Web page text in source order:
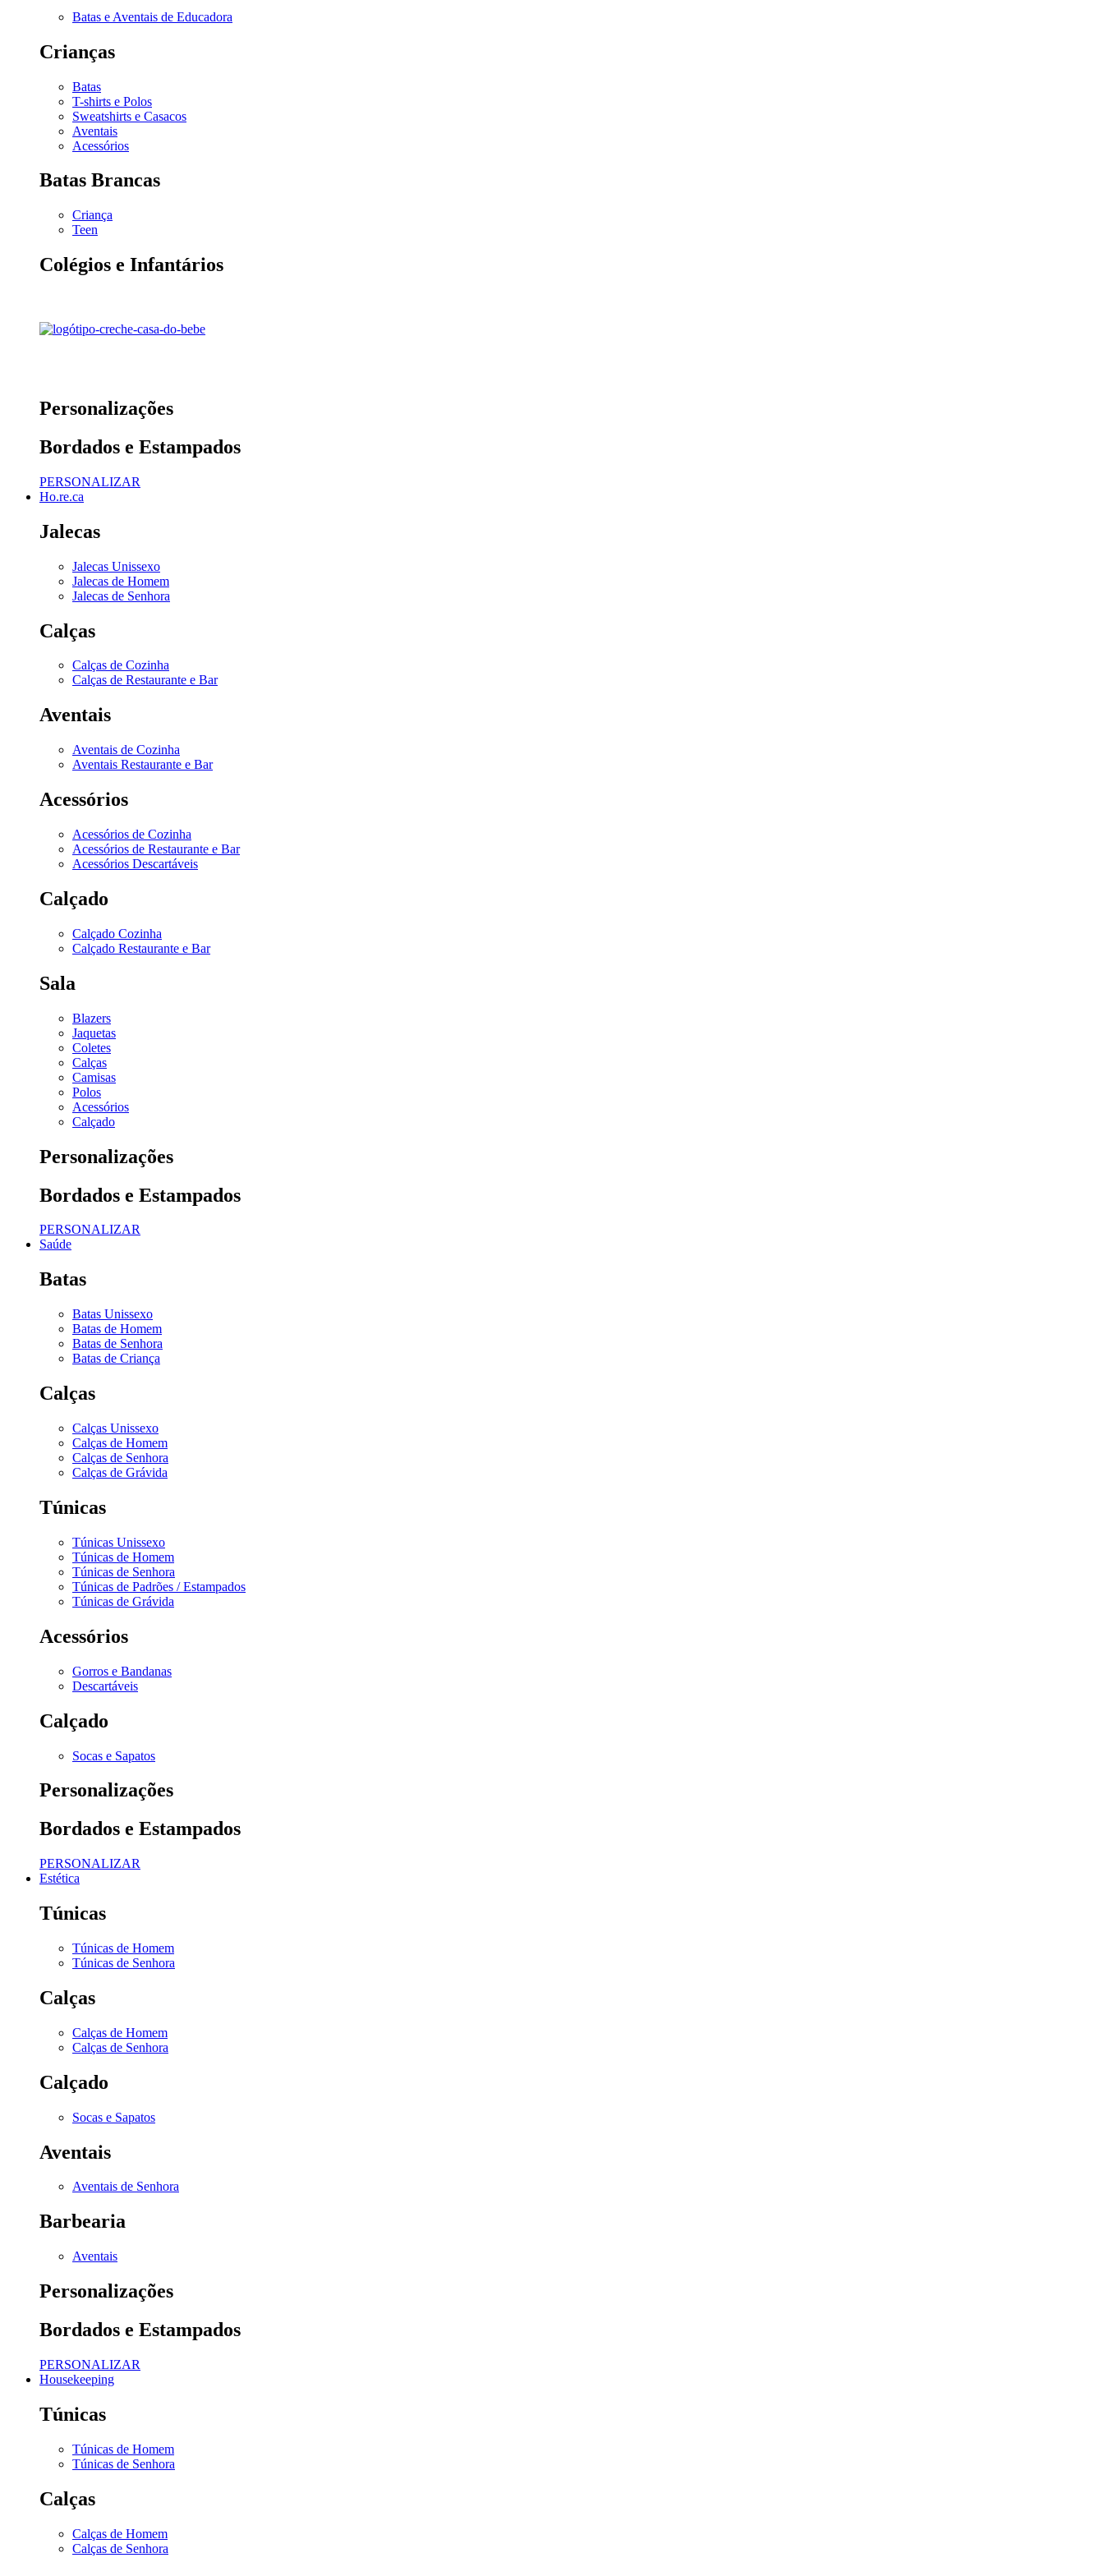
Batas e Aventais de Educadora
Crianças
Batas
T-shirts e Polos
Sweatshirts e Casacos
Aventais
Acessórios
Batas Brancas
Criança
Teen
Colégios e Infantários
Personalizações
Bordados e Estampados
PERSONALIZAR
Ho.re.ca
Jalecas
Jalecas Unissexo
Jalecas de Homem
Jalecas de Senhora
Calças
Calças de Cozinha
Calças de Restaurante e Bar
Aventais
Aventais de Cozinha
Aventais Restaurante e Bar
Acessórios
Acessórios de Cozinha
Acessórios de Restaurante e Bar
Acessórios Descartáveis
Calçado
Calçado Cozinha
Calçado Restaurante e Bar
Sala
Blazers
Jaquetas
Coletes
Calças
Camisas
Polos
Acessórios
Calçado
Personalizações
Bordados e Estampados
PERSONALIZAR
Saúde
Batas
Batas Unissexo
Batas de Homem
Batas de Senhora
Batas de Criança
Calças
Calças Unissexo
Calças de Homem
Calças de Senhora
Calças de Grávida
Túnicas
Túnicas Unissexo
Túnicas de Homem
Túnicas de Senhora
Túnicas de Padrões / Estampados
Túnicas de Grávida
Acessórios
Gorros e Bandanas
Descartáveis
Calçado
Socas e Sapatos
Personalizações
Bordados e Estampados
PERSONALIZAR
Estética
Túnicas
Túnicas de Homem
Túnicas de Senhora
Calças
Calças de Homem
Calças de Senhora
Calçado
Socas e Sapatos
Aventais
Aventais de Senhora
Barbearia
Aventais
Personalizações
Bordados e Estampados
PERSONALIZAR
Housekeeping
Túnicas
Túnicas de Homem
Túnicas de Senhora
Calças
Calças de Homem
Calças de Senhora